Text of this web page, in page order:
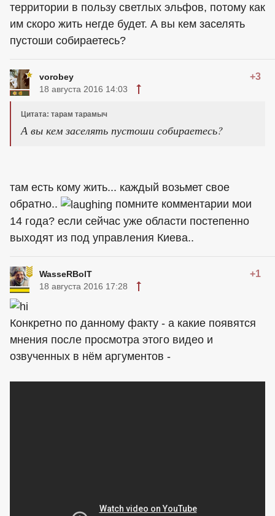
территории в пользу светлых эльфов, потому как
им скоро жить негде будет. А вы кем заселять
пустоши собираетесь?
vorobey +3
18 августа 2016 14:03
Цитата: тарам тарамыч
А вы кем заселять пустоши собираетесь?
там есть кому жить... каждый возьмет свое
обратно..
помните комментарии мои
14 года? если сейчас уже области постепенно
выходят из под управления Киева..
WasseRBolT +1
18 августа 2016 17:28
Конкретно по данному факту - а какие появятся
мнения после просмотра этого видео и
озвученных в нём аргументов -